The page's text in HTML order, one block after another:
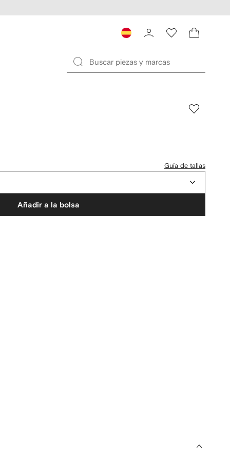
Guía de tallas
Añadir a la bolsa